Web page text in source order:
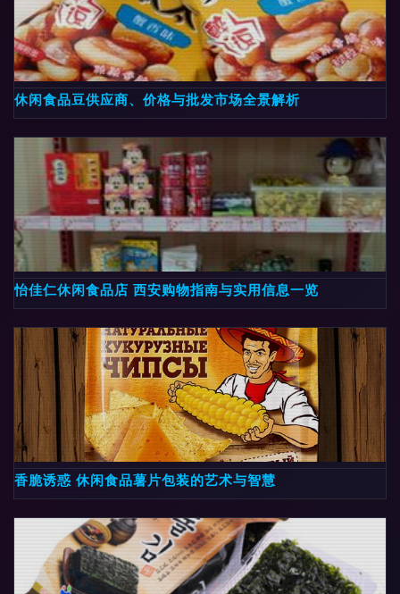
休闲食品豆供应商、价格与批发市场全景解析
怡佳仁休闲食品店 西安购物指南与实用信息一览
香脆诱惑 休闲食品薯片包装的艺术与智慧